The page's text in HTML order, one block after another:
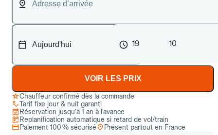
19 10
VOIR LES PRIX
Chauffeur confirmé dès la commande
Tarif fixe jour & nuit garanti
Réservation jusqu’à 1 an à l’avance
Replanification automatique si retard de vol/train
Paiement 100 % sécurisé
Présent partout en France